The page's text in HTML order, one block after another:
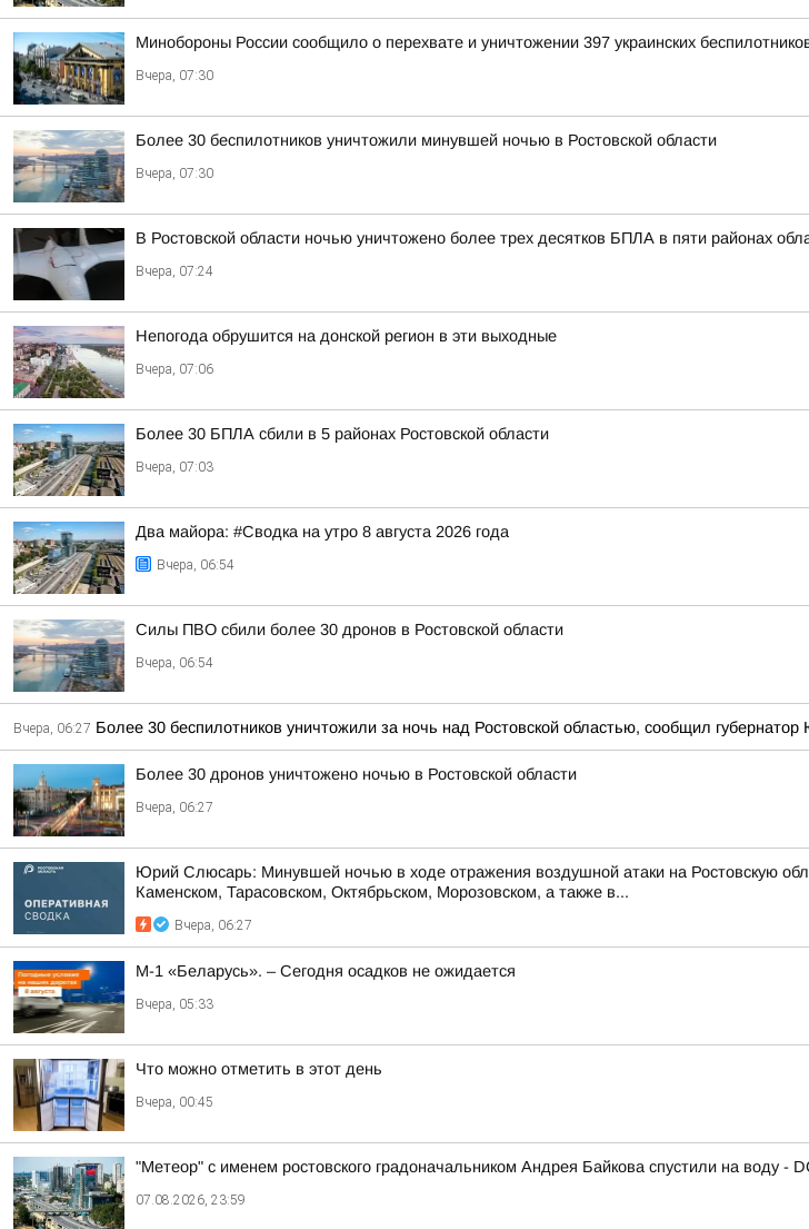
Минобороны России сообщило о перехвате и уничтожении 397 украинских
Вчера, 07:30
Более 30 беспилотников уничтожили минувшей ночью в Ростовской области
Вчера, 07:30
В Ростовской области ночью уничтожено более трех десятков БПЛА в пяти районах
Вчера, 07:24
Непогода обрушится на донской регион в эти выходные
Вчера, 07:06
Более 30 БПЛА сбили в 5 районах Ростовской области
Вчера, 07:03
Два майора: #Сводка на утро 8 августа 2026 года
Вчера, 06:54
Силы ПВО сбили более 30 дронов в Ростовской области
Вчера, 06:54
Вчера, 06:27 Более 30 беспилотников уничтожили за ночь над Ростовской областью, сообщил
Более 30 дронов уничтожено ночью в Ростовской области
Вчера, 06:27
Юрий Слюсарь: Минувшей ночью в ходе отражения воздушной атаки на Ростовскую
Каменском, Тарасовском, Октябрьском, Морозовском, а также в...
Вчера, 06:27
М-1 «Беларусь». – Сегодня осадков не ожидается
Вчера, 05:33
Что можно отметить в этот день
Вчера, 00:45
"Метеор" с именем ростовского градоначальником Андрея Байкова спустили на воду -
07.08.2026, 23:59